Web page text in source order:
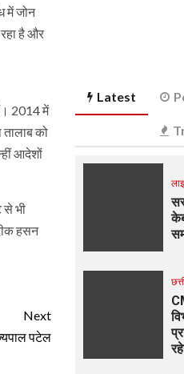
में जोन
है और
2014 में
तालाब को
आदेशों
से भी
हसन
Next
पटेल
Latest